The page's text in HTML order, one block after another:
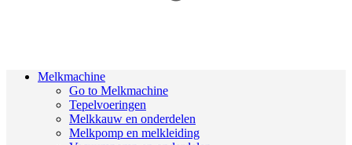
Melkmachine
Go to Melkmachine
Tepelvoeringen
Melkkauw en onderdelen
Melkpomp en melkleiding